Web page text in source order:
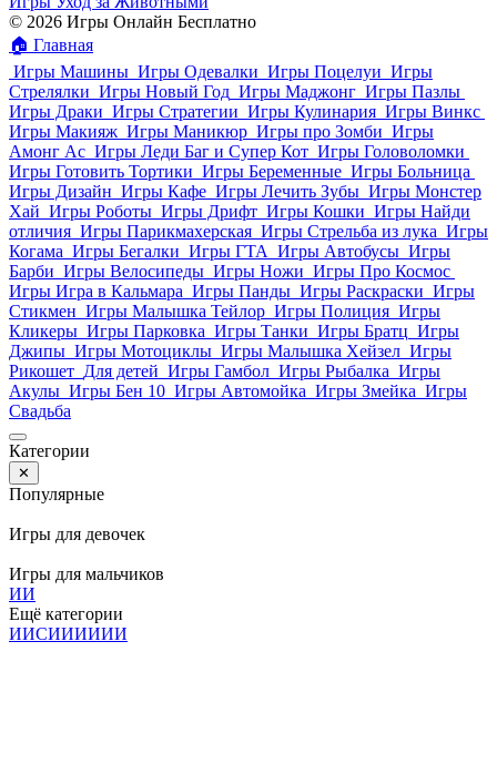
© 2026 Игры Онлайн Бесплатно
🏠 Главная
Игры Машины Игры Одевалки Игры Поцелуи Игры
Стрелялки Игры Новый Год Игры Маджонг Игры Пазлы
Игры Драки Игры Стратегии Игры Кулинария Игры Винкс
Игры Макияж Игры Маникюр Игры про Зомби Игры
Амонг Ас Игры Леди Баг и Супер Кот Игры Головоломки
Игры Готовить Тортики Игры Беременные Игры Больница
Игры Дизайн Игры Кафе Игры Лечить Зубы Игры Монстер
Хай Игры Роботы Игры Дрифт Игры Кошки Игры Найди
отличия Игры Парикмахерская Игры Стрельба из лука Игры
Когама Игры Бегалки Игры ГТА Игры Автобусы Игры
Барби Игры Велосипеды Игры Ножи Игры Про Космос
Игры Игра в Кальмара Игры Панды Игры Раскраски Игры
Стикмен Игры Малышка Тейлор Игры Полиция Игры
Кликеры Игры Парковка Игры Танки Игры Братц Игры
Джипы Игры Мотоциклы Игры Малышка Хейзел Игры
Рикошет Для детей Игры Гамбол Игры Рыбалка Игры
Акулы Игры Бен 10 Игры Автомойка Игры Змейка Игры
Свадьба
Категории
✕
Популярные
Игры для девочек
Игры для мальчиков
ИИ
Ещё категории
ИИСИИИИИИ